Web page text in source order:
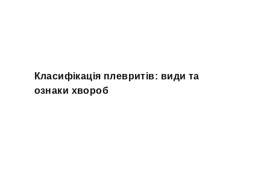
Класифікація плевритів: види та
ознаки хвороб